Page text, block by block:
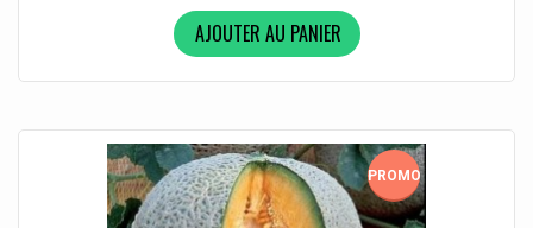
AJOUTER AU PANIER
PROMO!